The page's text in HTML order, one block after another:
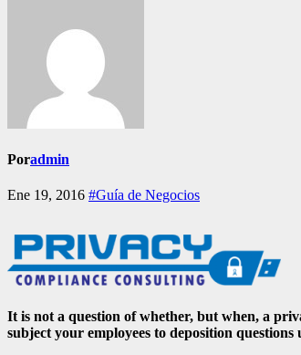
Poradmin
Ene 19, 2016 #Guía de Negocios
It is not a question of whether, but when, a
subject your employees to deposition